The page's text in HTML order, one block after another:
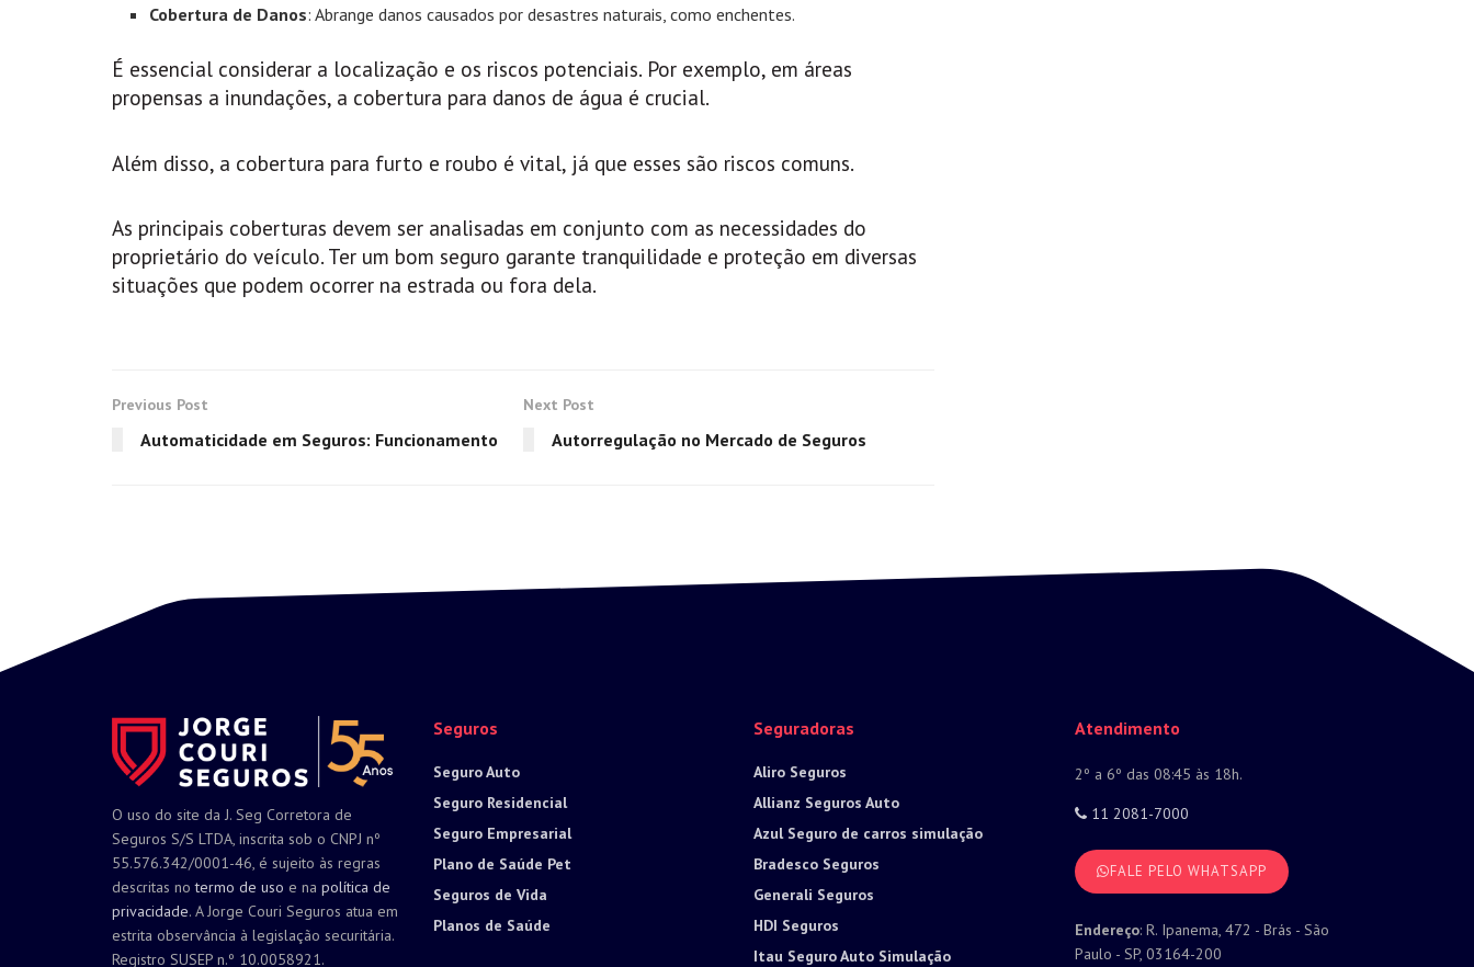
Cobertura de Danos: Abrange danos causados por desastres naturais, como enchentes.
É essencial considerar a localização e os riscos potenciais. Por exemplo, em áreas
propensas a inundações, a cobertura para danos de água é crucial.
Além disso, a cobertura para furto e roubo é vital, já que esses são riscos comuns.
As principais coberturas devem ser analisadas em conjunto com as necessidades do
proprietário do veículo. Ter um bom seguro garante tranquilidade e proteção em diversas
situações que podem ocorrer na estrada ou fora dela.
Previous Post
Automaticidade em Seguros: Funcionamento
Next Post
Autorregulação no Mercado de Seguros
O uso do site da J. Seg Corretora de
Seguros S/S LTDA, inscrita sob o CNPJ nº
55.576.342/0001-46, é sujeito às regras
descritas notermo de uso e na política de
privacidade. A Jorge Couri Seguros atua em
estrita observância à legislação securitária.
Registro SUSEP n.º 10.0058921.
Seguros
Seguro Auto
Seguro Residencial
Seguro Empresarial
Plano de Saúde Pet
Seguros de Vida
Planos de Saúde
Seguradoras
Aliro Seguros
Allianz Seguros Auto
Azul Seguro de carros simulação
Bradesco Seguros
Generali Seguros
HDI Seguros
Itau Seguro Auto Simulação
Atendimento
2º a 6º das 08:45 às 18h.
11 2081-7000
FALE PELO WHATSAPP
Endereço: R. Ipanema, 472 - Brás - São
Paulo - SP, 03164-200